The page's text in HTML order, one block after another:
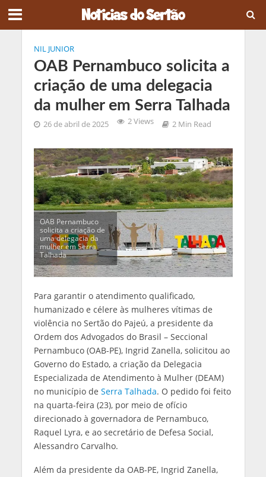
NIL JUNIOR
OAB Pernambuco solicita a
criação de uma delegacia
da mulher em Serra Talhada
26 de abril de 2025 2 Views 2 Min Read
OAB Pernambuco
solicita a criação de
uma delegacia da
mulher em Serra
Talhada
Para garantir o atendimento qualificado,
humanizado e célere às mulheres vítimas de
violência no Sertão do Pajeú, a presidente da
Ordem dos Advogados do Brasil – Seccional
Pernambuco (OAB-PE), Ingrid Zanella, solicitou ao
Governo do Estado, a criação da Delegacia
Especializada de Atendimento à Mulher (DEAM)
no município de Serra Talhada. O pedido foi feito
na quarta-feira (23), por meio de ofício
direcionado à governadora de Pernambuco,
Raquel Lyra, e ao secretário de Defesa Social,
Alessandro Carvalho.
Além da presidente da OAB-PE, Ingrid Zanella,